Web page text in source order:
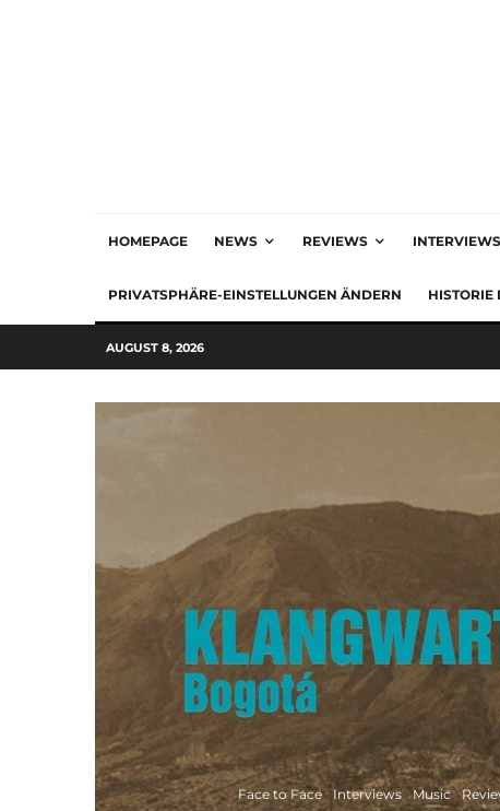
HOMEPAGE NEWS REVIEWS INTERVIEWS
PRIVATSPHÄRE-EINSTELLUNGEN ÄNDERN HISTORIE
AUGUST 8, 2026
Face to Face Interviews Music